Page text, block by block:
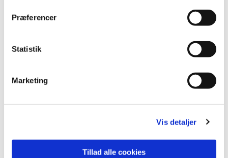
Præferencer
Statistik
Marketing
Vis detaljer
Tillad alle cookies
lide...